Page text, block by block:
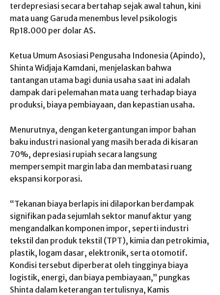
terdepresiasi secara bertahap sejak awal tahun, kini
mata uang Garuda menembus level psikologis
Rp18.000 per dolar AS.
Ketua Umum Asosiasi Pengusaha Indonesia (Apindo),
Shinta Widjaja Kamdani, menjelaskan bahwa
tantangan utama bagi dunia usaha saat ini adalah
dampak dari pelemahan mata uang terhadap biaya
produksi, biaya pembiayaan, dan kepastian usaha.
Menurutnya, dengan ketergantungan impor bahan
baku industri nasional yang masih berada di kisaran
70%, depresiasi rupiah secara langsung
mempersempit margin laba dan membatasi ruang
ekspansi korporasi.
“Tekanan biaya berlapis ini dilaporkan berdampak
signifikan pada sejumlah sektor manufaktur yang
mengandalkan komponen impor, seperti industri
tekstil dan produk tekstil (TPT), kimia dan petrokimia,
plastik, logam dasar, elektronik, serta otomotif.
Kondisi tersebut diperberat oleh tingginya biaya
logistik, energi, dan biaya pembiayaan,” pungkas
Shinta dalam keterangan tertulisnya, Kamis